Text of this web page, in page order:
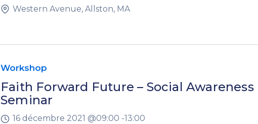
Western Avenue, Allston, MA
Workshop
Faith Forward Future – Social Awareness
Seminar
16 décembre 2021 @09:00 -13:00